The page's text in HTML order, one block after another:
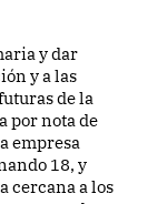
y dar
y a las
de la
por nota de
empresa
18, y
cercana a los